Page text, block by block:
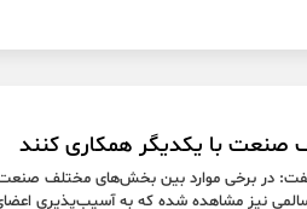
با یکدیگر همکاری کنند
در برخی موارد بین بخش‌های مختلف صنعت،
نیز مشاهده شده که به آسیب‌پذیری